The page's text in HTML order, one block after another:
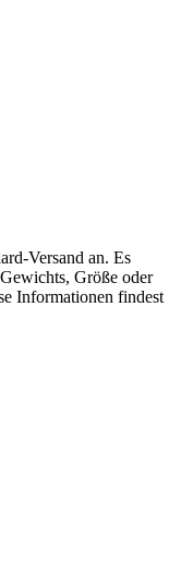
Versand an. Es
Größe oder
Informationen findest